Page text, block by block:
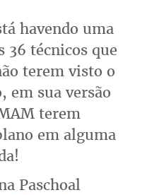
havendo uma
36 técnicos que
terem visto o
em sua versão
terem
em alguma
Paschoal